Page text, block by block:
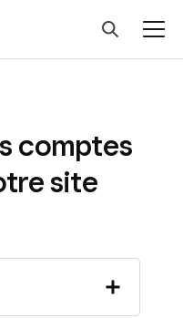
comptes
site